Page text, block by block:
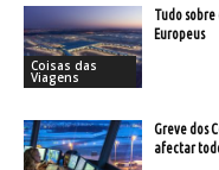
Coisas das
Viagens
Tudo
Europeus
Greve dos
afectar